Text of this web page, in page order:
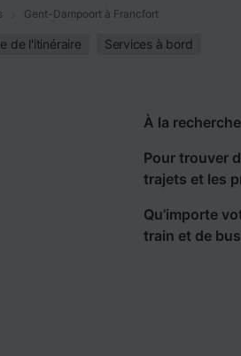
Gent-Dampoort à Francfort
de l'itinéraire Services à bord
À la
Pour trouver
trajets et les
Qu’importe
train et de